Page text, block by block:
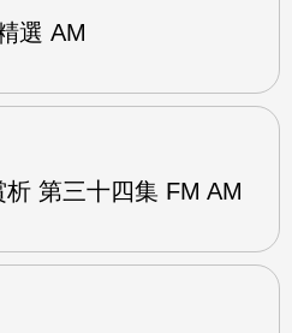
選 AM
第三十四集 FM AM